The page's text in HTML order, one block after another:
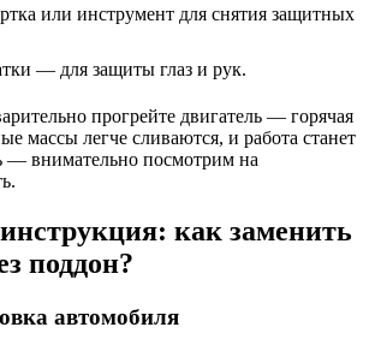
или инструмент для снятия защитных
— для защиты глаз и рук.
прогрейте двигатель — горячая
массы легче сливаются, и работа станет
— внимательно посмотрим на
как заменить
поддон?
автомобиля